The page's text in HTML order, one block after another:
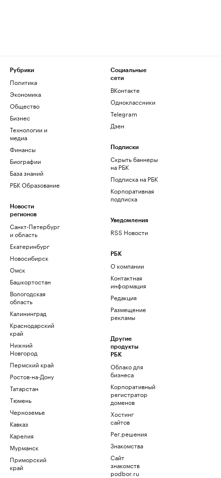
Рубрики
Политика
Экономика
Общество
Бизнес
Технологии и
медиа
Финансы
Биографии
База знаний
РБК Образование
Новости
регионов
Санкт-Петербург
и область
Екатеринбург
Новосибирск
Омск
Башкортостан
Вологодская
область
Калининград
Краснодарский
край
Нижний
Новгород
Пермский край
Ростов-на-Дону
Татарстан
Тюмень
Черноземье
Кавказ
Карелия
Мурманск
Приморский
край
Социальные
сети
ВКонтакте
Одноклассники
Telegram
Дзен
Подписки
Скрыть баннеры
на РБК
Подписка на РБК
Корпоративная
подписка
Уведомления
RSS Новости
РБК
О компании
Контактная
информация
Редакция
Размещение
рекламы
Другие
продукты
РБК
Облако для
бизнеса
Корпоративный
регистратор
доменов
Хостинг
сайтов
Рег.решения
Знакомства
Сайт
знакомств
podbor.ru